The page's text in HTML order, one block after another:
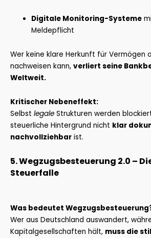
Digitale Monitoring-Systeme
Meldepflicht
Wer keine klare Herkunft für Vermögen
nachweisen kann, verliert seine
Weltweit.
Kritischer Nebeneffekt:
Selbst legale Strukturen werden
steuerliche Hintergrund nicht klar
nachvollziehbar ist.
5. Wegzugsbesteuerung 2.0 –
Steuerfalle
Was bedeutet
Wer aus Deutschland auswandert,
Kapitalgesellschaften hält, muss die